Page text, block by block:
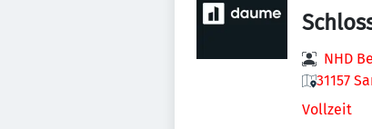
NHD
31157
Vollzeit